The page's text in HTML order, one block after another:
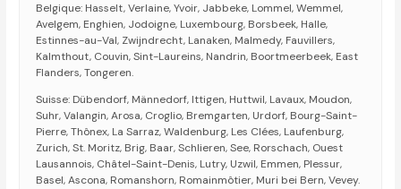
Belgique: Hasselt, Verlaine, Yvoir, Jabbeke, Lommel, Wemmel,
Avelgem, Enghien, Jodoigne, Luxembourg, Borsbeek, Halle,
Estinnes-au-Val, Zwijndrecht, Lanaken, Malmedy, Fauvillers,
Kalmthout, Couvin, Sint-Laureins, Nandrin, Boortmeerbeek, East
Flanders, Tongeren.
Suisse: Dübendorf, Männedorf, Ittigen, Huttwil, Lavaux, Moudon,
Suhr, Valangin, Arosa, Croglio, Bremgarten, Urdorf, Bourg-Saint-
Pierre, Thônex, La Sarraz, Waldenburg, Les Clées, Laufenburg,
Zurich, St. Moritz, Brig, Baar, Schlieren, See, Rorschach, Ouest
Lausannois, Châtel-Saint-Denis, Lutry, Uzwil, Emmen, Plessur,
Basel, Ascona, Romanshorn, Romainmôtier, Muri bei Bern, Vevey.